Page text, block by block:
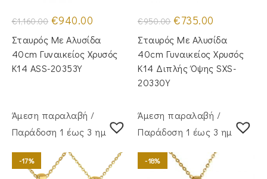
€1,160.00 Original
price
was:
€1,160.00.
€940.00
τιμή
είναι:
€940.00.
Σταυρός Με Αλυσίδα
40cm Γυναικείος Χρυσός
Κ14 ASS-20353Y
€950.00 Original
price
was:
€950.00.
€735.00
τιμή
είναι:
€735.00.
Σταυρός Με Αλυσίδα
40cm Γυναικείος Χρυσός
Κ14 Διπλής Όψης SXS-
20330Y
Άμεση παραλαβή /
Παράδoση 1 έως 3 ημέρες
-17%
Άμεση παραλαβή /
Παράδoση 1 έως 3 ημέρες
-18%